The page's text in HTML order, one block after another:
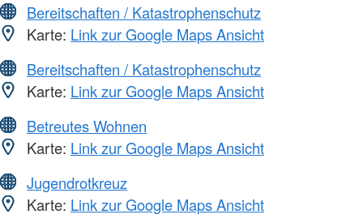
Bereitschaften / Katastrophenschutz
Karte: Link zur Google Maps Ansicht
Bereitschaften / Katastrophenschutz
Karte: Link zur Google Maps Ansicht
Betreutes Wohnen
Karte: Link zur Google Maps Ansicht
Jugendrotkreuz
Karte: Link zur Google Maps Ansicht